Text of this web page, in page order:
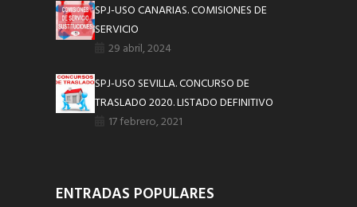
SPJ-USO CANARIAS. COMISIONES DE
SERVICIO
29 abril, 2024
SPJ-USO SEVILLA. CONCURSO DE
TRASLADO 2020. LISTADO DEFINITIVO
17 febrero, 2021
ENTRADAS POPULARES